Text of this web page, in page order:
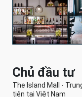
Chủ đầu tư
The Island Mall -
tiên tại Việt Nam